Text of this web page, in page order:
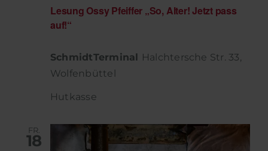
Lesung Ossy Pfeiffer „So, Alter! Jetzt pass
auf!“
SchmidtTerminal Halchtersche Str. 33,
Wolfenbüttel
Hutkasse
FR.
18